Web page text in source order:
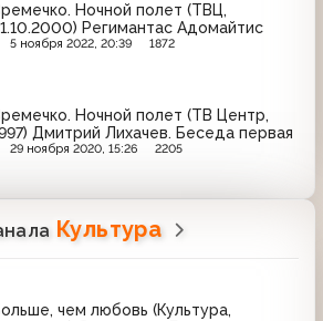
Ночной полет (ТВЦ,
Регимантас Адомайтис
5 ноября 2022, 20:39 1872
Ночной полет (ТВ Центр,
Дмитрий Лихачев. Беседа первая
29 ноября 2020, 15:26 2205
Культура
чем любовь (Культура,